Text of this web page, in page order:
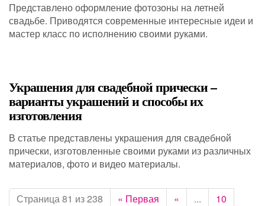
Представлено оформление фотозоны на летней
свадьбе. Приводятся современные интересные идеи и
мастер класс по исполнению своими руками.
Украшения для свадебной прически –
варианты украшений и способы их
изготовления
В статье представлены украшения для свадебной
прически, изготовленные своими руками из различных
материалов, фото и видео материалы.
Страница 81 из 238 « Первая « ...
10